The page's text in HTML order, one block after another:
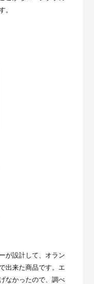
。
が設計して、オラン
出来た商品です。エ
なかったので、調べ